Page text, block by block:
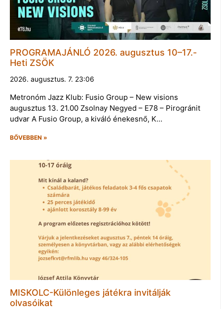
PROGRAMAJÁNLÓ 2026. augusztus 10–17.-
Heti ZSÖK
2026. augusztus. 7. 23:06
Metronóm Jazz Klub: Fusio Group – New visions
augusztus 13. 21.00 Zsolnay Negyed – E78 – Pirogránit
udvar A Fusio Group, a kiváló énekesnő, K…
BŐVEBBEN »
MISKOLC-Különleges játékra invitálják
olvasóikat